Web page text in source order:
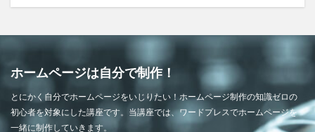
ホームページは自分で制作！
とにかく自分でホームページをいじりたい！ホームページ制作の知識ゼロの
初心者を対象にした講座です。当講座では、ワードプレスでホームページを
一緒に制作していきます。